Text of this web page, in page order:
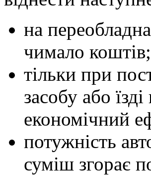
на
чимало коштів;
тільки при
засобу або
економічний
потужність
суміш згорає